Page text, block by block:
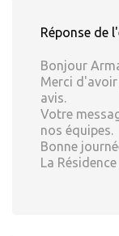
Réponse de
Bonjour
Merci
avis.
Votre
nos équipes.
Bonne
La